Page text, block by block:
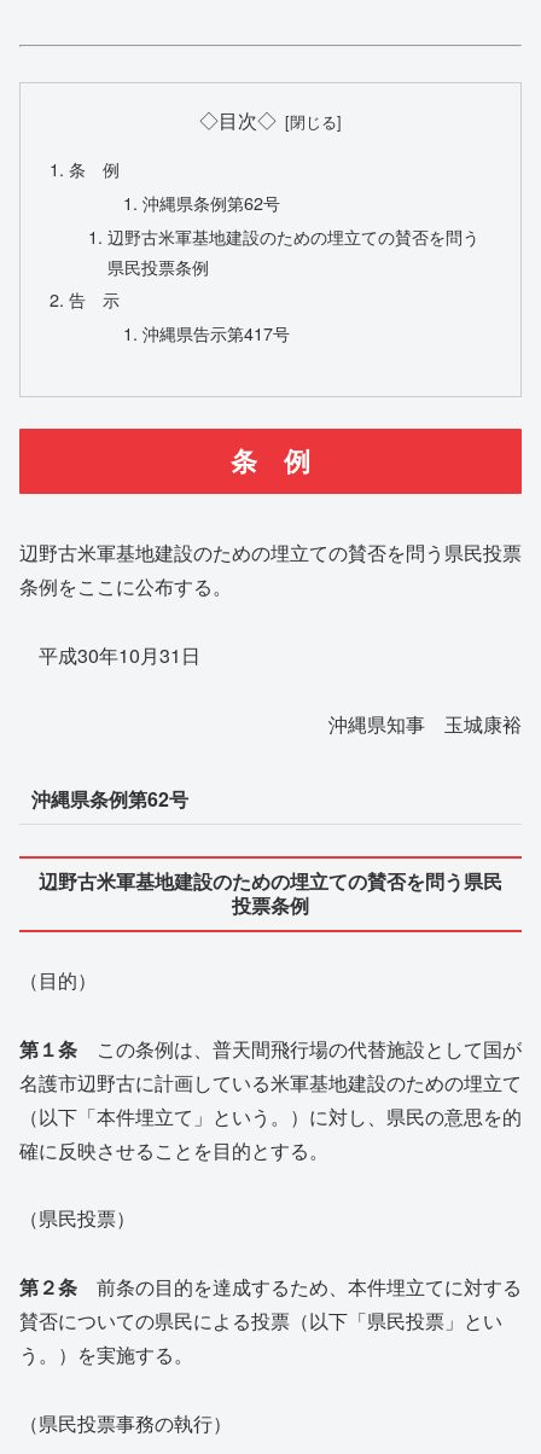
◇目次◇
条 例
沖縄県条例第62号
辺野古米軍基地建設のための埋立ての賛否を問う
県民投票条例
告 示
沖縄県告示第417号
条 例
辺野古米軍基地建設のための埋立ての賛否を問う県民投票
条例をここに公布する。
平成30年10月31日
沖縄県知事 玉城康裕
沖縄県条例第62号
辺野古米軍基地建設のための埋立ての賛否を問う県民
投票条例
（目的）
第１条 この条例は、普天間飛行場の代替施設として国が
名護市辺野古に計画している米軍基地建設のための埋立て
（以下「本件埋立て」という。）に対し、県民の意思を的
確に反映させることを目的とする。
（県民投票）
第２条 前条の目的を達成するため、本件埋立てに対する
賛否についての県民による投票（以下「県民投票」とい
う。）を実施する。
（県民投票事務の執行）